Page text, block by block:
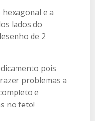
e a
lados do
de 2
pois
problemas a
e
no feto!